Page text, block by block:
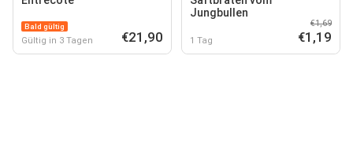
Bald gültig
Gültig in 3 Tagen €21,90
Jungbullen
1 Tag
€1,69
€1,19